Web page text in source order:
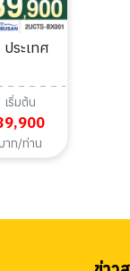
เริ่มต้น
บาท/ท่าน